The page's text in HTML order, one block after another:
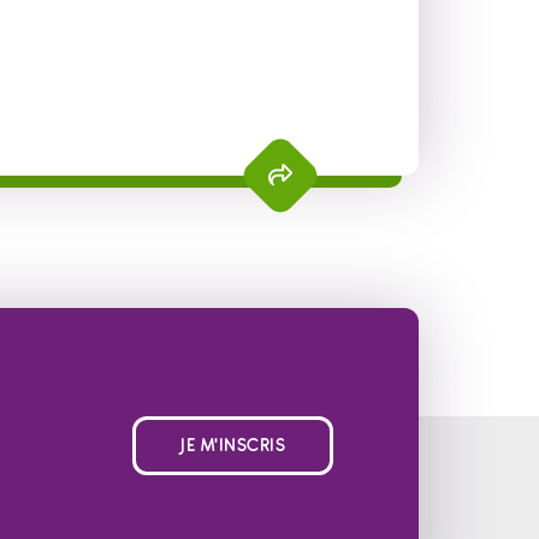
JE M'INSCRIS